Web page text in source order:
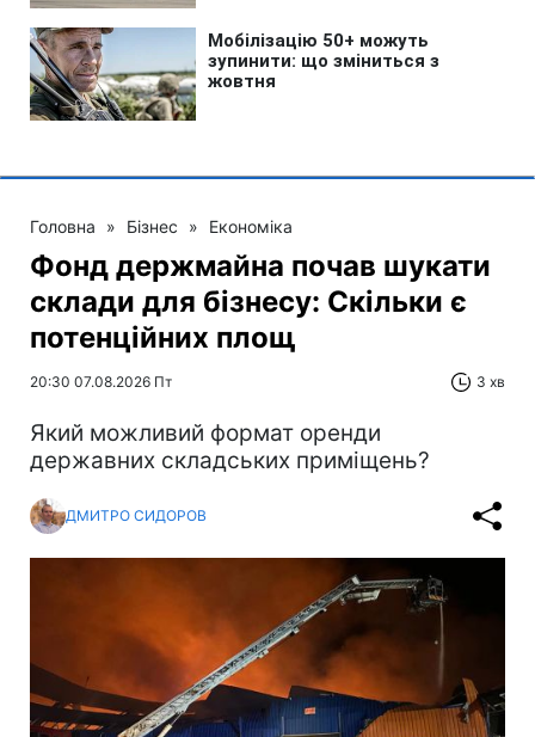
Головна » Бізнес » Економіка
Фонд держмайна почав шукати
склади для бізнесу: Скільки є
потенційних площ
20:30 07.08.2026 Пт 3 хв
Який можливий формат оренди
державних складських приміщень?
ДМИТРО СИДОРОВ